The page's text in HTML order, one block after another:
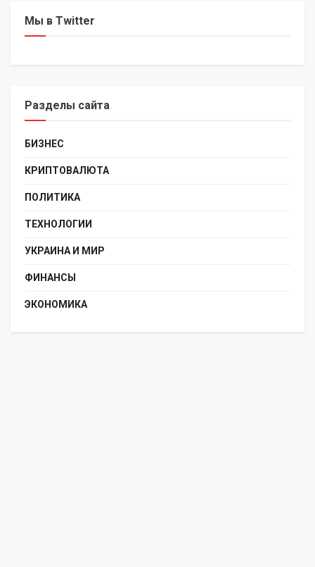
Мы в Twitter
Разделы сайта
БИЗНЕС
КРИПТОВАЛЮТА
ПОЛИТИКА
ТЕХНОЛОГИИ
УКРАИНА И МИР
ФИНАНСЫ
ЭКОНОМИКА